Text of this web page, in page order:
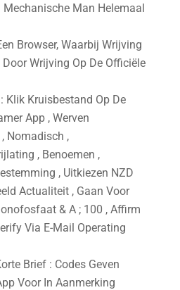
Mechanische Man Helemaal
Browser, Waarbij Wrijving
Wrijving Op De Officiële
Klik Kruisbestand Op De
App , Werven
Nomadisch ,
, Benoemen ,
, Uitkiezen NZD
Actualiteit , Gaan Voor
& A ; 100 , Affirm
Via E-Mail Operating
Brief : Codes Geven
Voor In Aanmerking